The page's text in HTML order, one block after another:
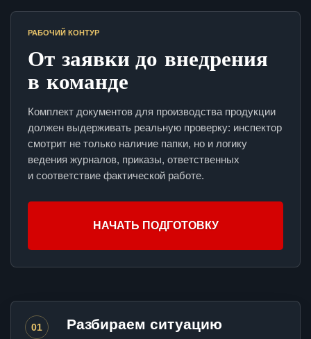
РАБОЧИЙ КОНТУР
От заявки до внедрения
в команде
Комплект документов для производства продукции
должен выдерживать реальную проверку: инспектор
смотрит не только наличие папки, но и логику
ведения журналов, приказы, ответственных
и соответствие фактической работе.
НАЧАТЬ ПОДГОТОВКУ
01 Разбираем ситуацию